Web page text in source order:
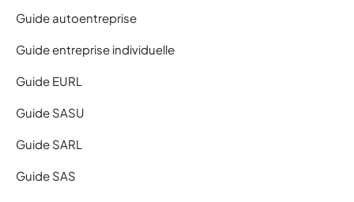
Guide autoentreprise
Guide entreprise individuelle
Guide EURL
Guide SASU
Guide SARL
Guide SAS